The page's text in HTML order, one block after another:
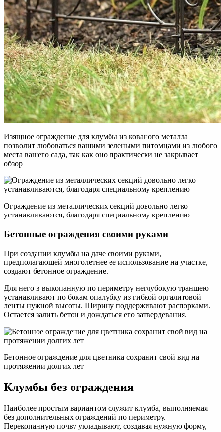
Изящное ограждение для клумбы из кованого металла
позволит любоваться вашими зелеными питомцами из любого
места вашего сада, так как оно практически не закрывает
обзор
Ограждение из металлических секций довольно легко
устанавливаются, благодаря специальному креплению
Бетонные ограждения своими руками
При создании клумбы на даче своими руками,
предполагающей многолетнее ее использование на участке,
создают бетонное ограждение.
Для него в выкопанную по периметру неглубокую траншею
устанавливают по бокам опалубку из гибкой оргалитовой
ленты нужной высоты. Ширину поддерживают распорками.
Остается залить бетон и дождаться его затвердевания.
Бетонное ограждение для цветника сохранит свой вид на
протяжении долгих лет
Клумбы без ограждения
Наиболее простым вариантом служит клумба, выполняемая
без дополнительных ограждений по периметру.
Перекопанную почву укладывают, создавая нужную форму,